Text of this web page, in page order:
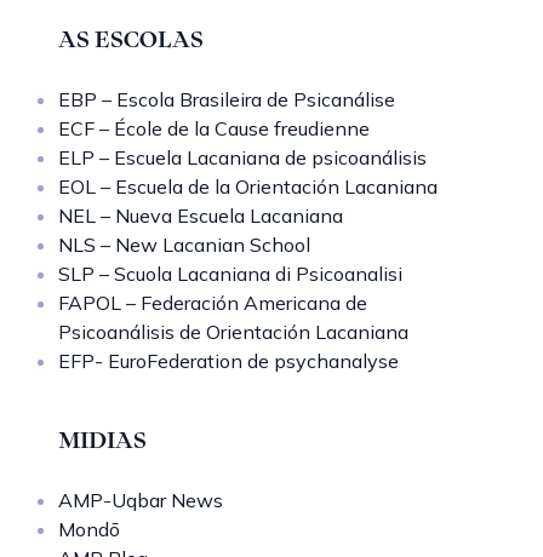
AS ESCOLAS
EBP – Escola Brasileira de Psicanálise
ECF – École de la Cause freudienne
ELP – Escuela Lacaniana de psicoanálisis
EOL – Escuela de la Orientación Lacaniana
NEL – Nueva Escuela Lacaniana
NLS – New Lacanian School
SLP – Scuola Lacaniana di Psicoanalisi
FAPOL – Federación Americana de
Psicoanálisis de Orientación Lacaniana
EFP- EuroFederation de psychanalyse
MIDIAS
AMP-Uqbar News
Mondō